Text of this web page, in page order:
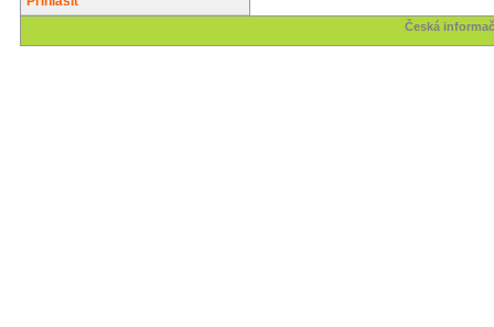
Česká